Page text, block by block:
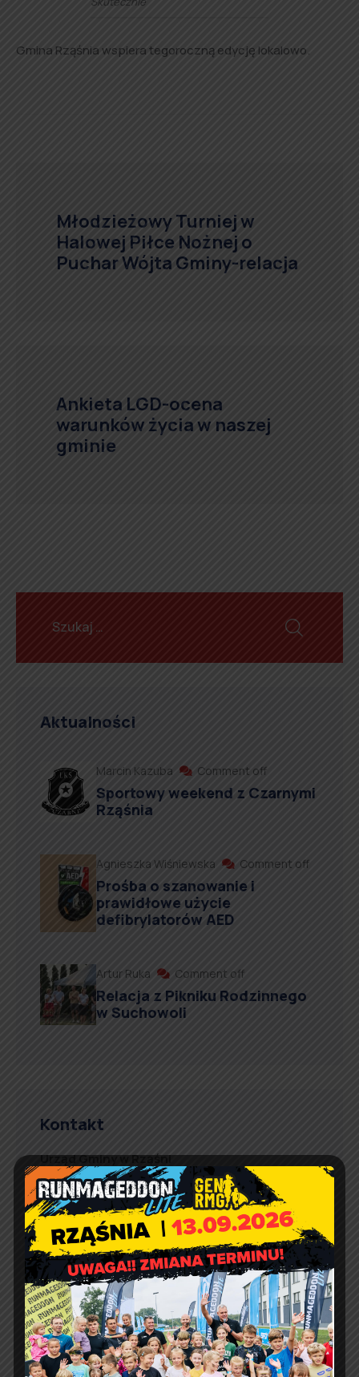
Gmina Rząśnia wspiera tegoroczną edycję lokalowo.
Młodzieżowy Turniej w
Halowej Piłce Nożnej o
Puchar Wójta Gminy-relacja
Ankieta LGD-ocena
warunków życia w naszej
gminie
Aktualności
Marcin Kazuba Comment off
Sportowy weekend z Czarnymi
Rząśnia
Agnieszka Wiśniewska Comment off
Prośba o szanowanie i
prawidłowe użycie
defibrylatorów AED
Artur Ruka Comment off
Relacja z Pikniku Rodzinnego
w Suchowoli
Kontakt
Urząd Gminy w Rząśni
ul. 1 Maja 37
98 – 332 Rząśnia
e-doręczenia:AE:PL-57726-56911-GBSAJ-23
adres email:gmina@rzasnia.pl
tel. 44 631-71-22 (biuro podawcze)
Godziny otwarcia Urzędu:
pon.: 9:00 – 17:00